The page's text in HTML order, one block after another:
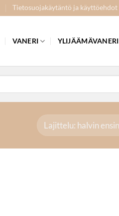
Tietosuojakäytäntö ja käyttöehdot
VANERI YLIJÄÄMÄVANERI